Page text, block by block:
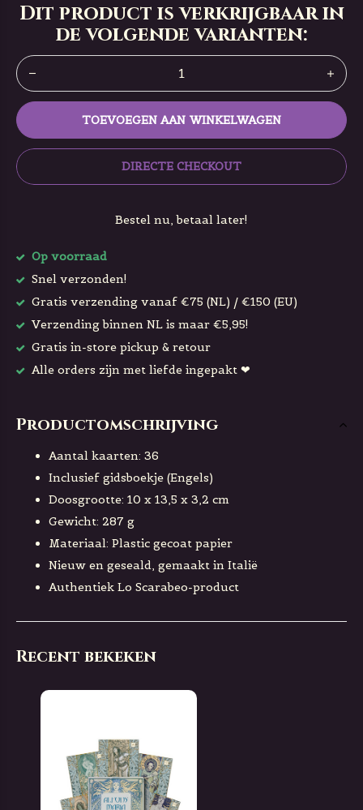
Dit product is verkrijgbaar in
de volgende varianten:
TOEVOEGEN AAN WINKELWAGEN
DIRECTE CHECKOUT
Bestel nu, betaal later!
Op voorraad
Snel verzonden!
Gratis verzending vanaf €75 (NL) / €150 (EU)
Verzending binnen NL is maar €5,95!
Gratis in-store pickup & retour
Alle orders zijn met liefde ingepakt ❤
Productomschrijving
Aantal kaarten: 36
Inclusief gidsboekje (Engels)
Doosgrootte: 10 x 13,5 x 3,2 cm
Gewicht: 287 g
Materiaal: Plastic gecoat papier
Nieuw en geseald, gemaakt in Italië
Authentiek Lo Scarabeo-product
Recent bekeken